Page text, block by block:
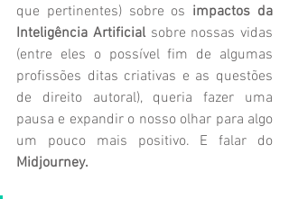
que pertinentes) sobre os impactos da
Inteligência Artificial sobre nossas vidas
(entre eles o possível fim de algumas
profissões ditas criativas e as questões
de direito autoral), queria fazer uma
pausa e expandir o nosso olhar para algo
Midjourney.